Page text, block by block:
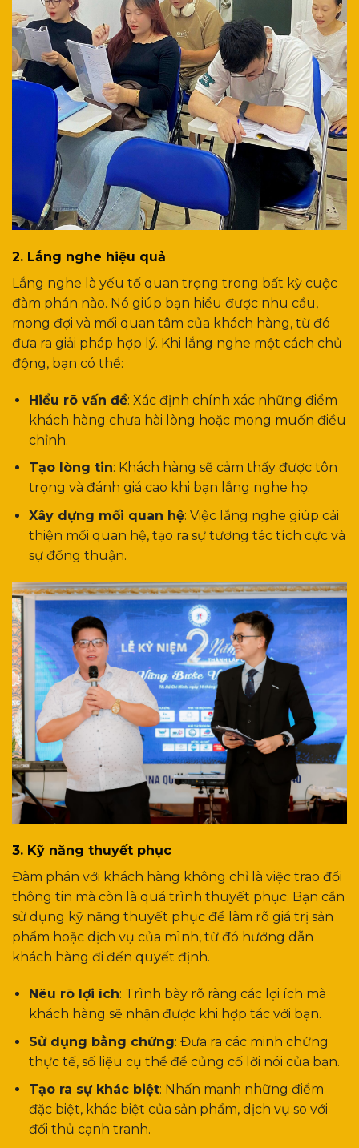
2. Lắng nghe hiệu quả
Lắng nghe là yếu tố quan trọng trong bất kỳ cuộc
đàm phán nào. Nó giúp bạn hiểu được nhu cầu,
mong đợi và mối quan tâm của khách hàng, từ đó
đưa ra giải pháp hợp lý. Khi lắng nghe một cách chủ
động, bạn có thể:
Hiểu rõ vấn đề: Xác định chính xác những điểm
khách hàng chưa hài lòng hoặc mong muốn điều
chỉnh.
Tạo lòng tin: Khách hàng sẽ cảm thấy được tôn
trọng và đánh giá cao khi bạn lắng nghe họ.
Xây dựng mối quan hệ: Việc lắng nghe giúp cải
thiện mối quan hệ, tạo ra sự tương tác tích cực và
sự đồng thuận.
3. Kỹ năng thuyết phục
Đàm phán với khách hàng không chỉ là việc trao đổi
thông tin mà còn là quá trình thuyết phục. Bạn cần
sử dụng kỹ năng thuyết phục để làm rõ giá trị sản
phẩm hoặc dịch vụ của mình, từ đó hướng dẫn
khách hàng đi đến quyết định.
Nêu rõ lợi ích: Trình bày rõ ràng các lợi ích mà
khách hàng sẽ nhận được khi hợp tác với bạn.
Sử dụng bằng chứng: Đưa ra các minh chứng
thực tế, số liệu cụ thể để củng cố lời nói của bạn.
Tạo ra sự khác biệt: Nhấn mạnh những điểm
đặc biệt, khác biệt của sản phẩm, dịch vụ so với
đối thủ cạnh tranh.